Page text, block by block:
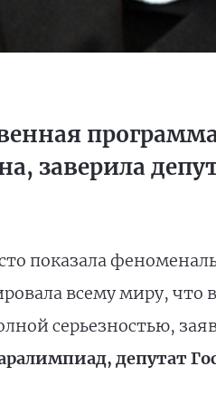
заверила
показала
всему миру,
серьезностью,
депутат